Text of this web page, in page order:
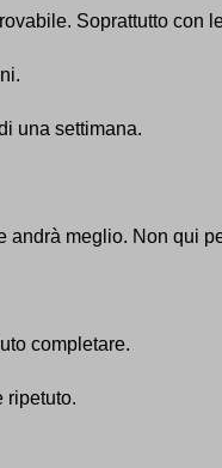
Soprattutto con
una settimana.
andrà meglio. Non qui
completare.
ripetuto.